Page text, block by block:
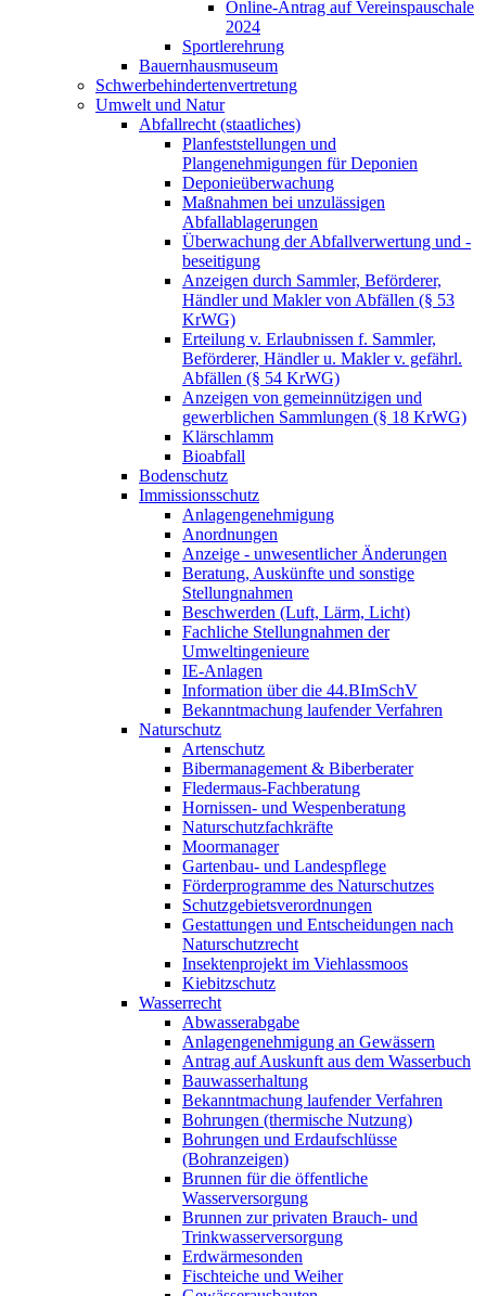
Online-Antrag auf Vereinspauschale
2024
Sportlerehrung
Bauernhausmuseum
Schwerbehindertenvertretung
Umwelt und Natur
Abfallrecht (staatliches)
Planfeststellungen und
Plangenehmigungen für Deponien
Deponieüberwachung
Maßnahmen bei unzulässigen
Abfallablagerungen
Überwachung der Abfallverwertung und -
beseitigung
Anzeigen durch Sammler, Beförderer,
Händler und Makler von Abfällen (§ 53
KrWG)
Erteilung v. Erlaubnissen f. Sammler,
Beförderer, Händler u. Makler v. gefährl.
Abfällen (§ 54 KrWG)
Anzeigen von gemeinnützigen und
gewerblichen Sammlungen (§ 18 KrWG)
Klärschlamm
Bioabfall
Bodenschutz
Immissionsschutz
Anlagengenehmigung
Anordnungen
Anzeige - unwesentlicher Änderungen
Beratung, Auskünfte und sonstige
Stellungnahmen
Beschwerden (Luft, Lärm, Licht)
Fachliche Stellungnahmen der
Umweltingenieure
IE-Anlagen
Information über die 44.BImSchV
Bekanntmachung laufender Verfahren
Naturschutz
Artenschutz
Bibermanagement & Biberberater
Fledermaus-Fachberatung
Hornissen- und Wespenberatung
Naturschutzfachkräfte
Moormanager
Gartenbau- und Landespflege
Förderprogramme des Naturschutzes
Schutzgebietsverordnungen
Gestattungen und Entscheidungen nach
Naturschutzrecht
Insektenprojekt im Viehlassmoos
Kiebitzschutz
Wasserrecht
Abwasserabgabe
Anlagengenehmigung an Gewässern
Antrag auf Auskunft aus dem Wasserbuch
Bauwasserhaltung
Bekanntmachung laufender Verfahren
Bohrungen (thermische Nutzung)
Bohrungen und Erdaufschlüsse
(Bohranzeigen)
Brunnen für die öffentliche
Wasserversorgung
Brunnen zur privaten Brauch- und
Trinkwasserversorgung
Erdwärmesonden
Fischteiche und Weiher